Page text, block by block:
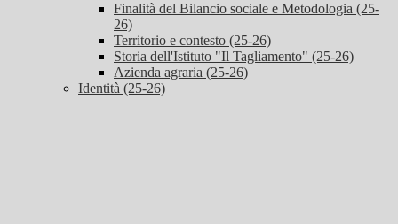
Finalità del Bilancio sociale e Metodologia (25-
26)
Territorio e contesto (25-26)
Storia dell'Istituto "Il Tagliamento" (25-26)
Azienda agraria (25-26)
Identità (25-26)